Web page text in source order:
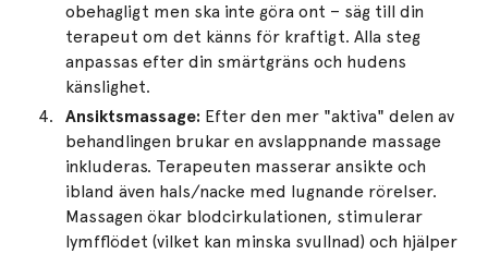
obehagligt men ska inte göra ont – säg till din
terapeut om det känns för kraftigt. Alla steg
anpassas efter din smärtgräns och hudens
känslighet.
Ansiktsmassage: Efter den mer "aktiva" delen av
behandlingen brukar en avslappnande massage
inkluderas. Terapeuten masserar ansikte och
ibland även hals/nacke med lugnande rörelser.
Massagen ökar blodcirkulationen, stimulerar
lymfflödet (vilket kan minska svullnad) och hjälper